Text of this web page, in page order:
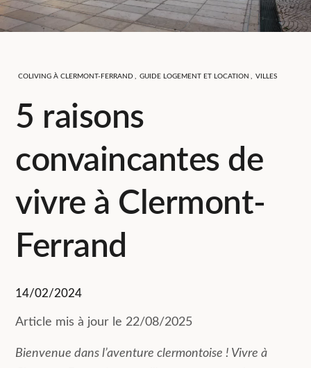
COLIVING À CLERMONT-FERRAND GUIDE LOGEMENT ET LOCATION VILLES
5 raisons
convaincantes de
vivre à Clermont-
Ferrand
14/02/2024
Article mis à jour le 22/08/2025
Bienvenue dans l’aventure clermontoise ! Vivre à